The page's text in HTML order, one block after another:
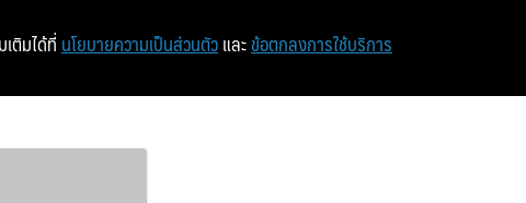
หน้าแรก ท่องเที่ยว
เติมได้ที่ นโยบายความเป็นส่วนตัว และ ข้อตกลงการใช้บริการ